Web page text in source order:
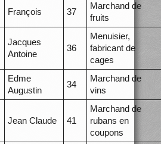
François 37
Marchand de
fruits
Jacques
Antoine
36
Menuisier,
fabricant de
cages
Edme
Augustin
34
Marchand de
vins
Jean Claude 41
Marchand de
rubans en
coupons